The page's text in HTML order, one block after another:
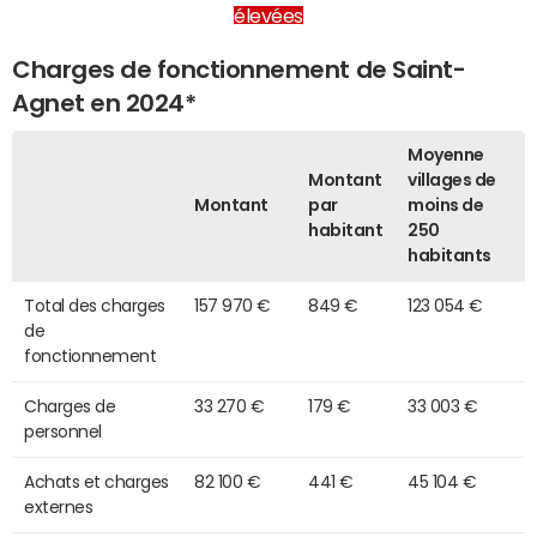
élevées
Charges de fonctionnement de Saint-
Agnet en 2024*
Montant
Montant
par
habitant
Moyenne
villages de
moins de
250
habitants
Total des charges
de
fonctionnement
157 970 € 849 € 123 054 €
Charges de
personnel
33 270 € 179 € 33 003 €
Achats et charges
externes
82 100 € 441 € 45 104 €